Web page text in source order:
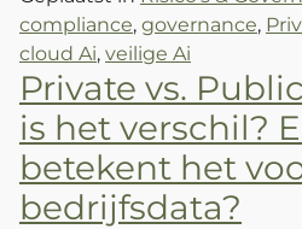
compliance, governance,
cloud Ai, veilige Ai
Private vs.
is het verschil?
betekent het
bedrijfsdata?